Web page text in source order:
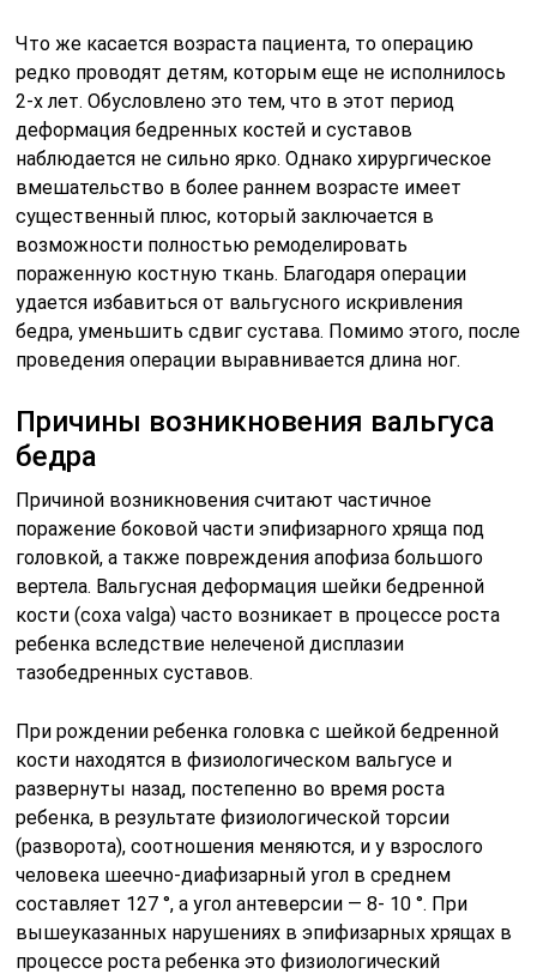
Что же касается возраста пациента, то операцию
редко проводят детям, которым еще не исполнилось
2-х лет. Обусловлено это тем, что в этот период
деформация бедренных костей и суставов
наблюдается не сильно ярко. Однако хирургическое
вмешательство в более раннем возрасте имеет
существенный плюс, который заключается в
возможности полностью ремоделировать
пораженную костную ткань. Благодаря операции
удается избавиться от вальгусного искривления
бедра, уменьшить сдвиг сустава. Помимо этого, после
проведения операции выравнивается длина ног.
Причины возникновения вальгуса
бедра
Причиной возникновения считают частичное
поражение боковой части эпифизарного хряща под
головкой, а также повреждения апофиза большого
вертела. Вальгусная деформация шейки бедренной
кости (coxa valga) часто возникает в процессе роста
ребенка вследствие нелеченой дисплазии
тазобедренных суставов.
При рождении ребенка головка с шейкой бедренной
кости находятся в физиологическом вальгусе и
развернуты назад, постепенно во время роста
ребенка, в результате физиологической торсии
(разворота), соотношения меняются, и у взрослого
человека шеечно-диафизарный угол в среднем
составляет 127 °, а угол антеверсии — 8- 10 °. При
вышеуказанных нарушениях в эпифизарных хрящах в
процессе роста ребенка это физиологический